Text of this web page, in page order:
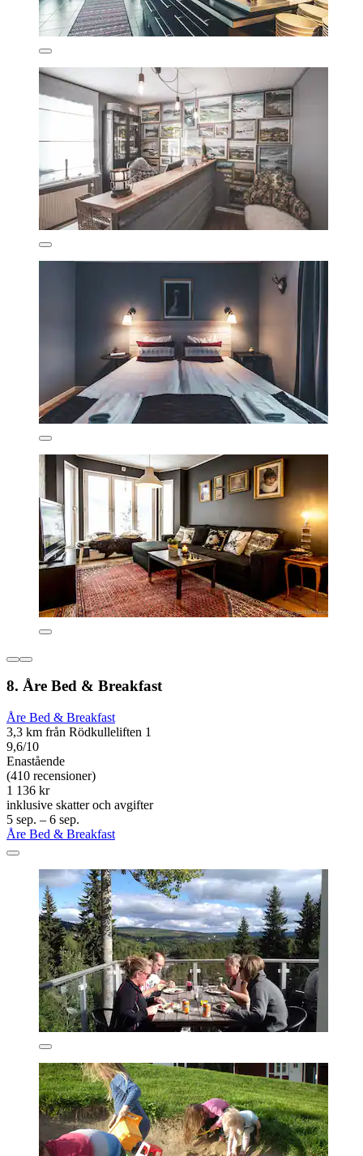
8. Åre Bed & Breakfast
Åre Bed & Breakfast
3,3 km från Rödkulleliften 1
9,6/10
Enastående
(410 recensioner)
1 136 kr
inklusive skatter och avgifter
5 sep. – 6 sep.
Åre Bed & Breakfast